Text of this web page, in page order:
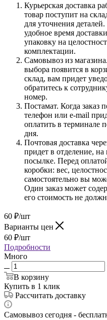
Курьерская доставка
товар поступит на
для уточнения
удобное время
упаковку на
комплектации.
Самовывоз из
выбора появится в
склад, вам придет
обратитесь к
номер.
Постамат. Когда заказ
телефон или e-mail
оплатить в терминале
дня.
Почтовая доставка
придет в отделение,
посылке. Перед
коробки: вес,
самостоятельно вы
Один заказ может
его стоимость не
60 ₽/шт
Варианты цен
60 ₽/шт
Подробности
Много
В корзину
Купить в 1 клик
Рассчитать доставку
Самовывоз сегодня -